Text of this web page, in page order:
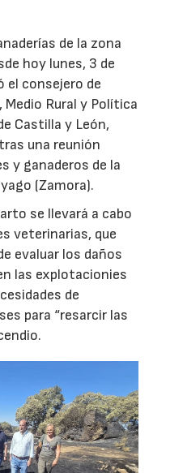
de la zona
hoy lunes, 3 de
el consejero de
Rural y Política
Castilla y León,
una reunión
y ganaderos de la
(Zamora).
se llevará a cabo
veterinarias, que
evaluar los daños
las explotacionies
de
para “resarcir las